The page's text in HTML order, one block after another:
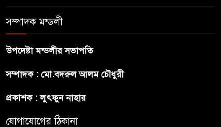
সম্পাদক মন্ডলী
উপদেষ্টা মন্ডলীর সভাপতি
সম্পাদক : মো.বদরুল আলম চৌধুরী
প্রকাশক : লুৎফুন নাহার
যোগাযোগের ঠিকানা